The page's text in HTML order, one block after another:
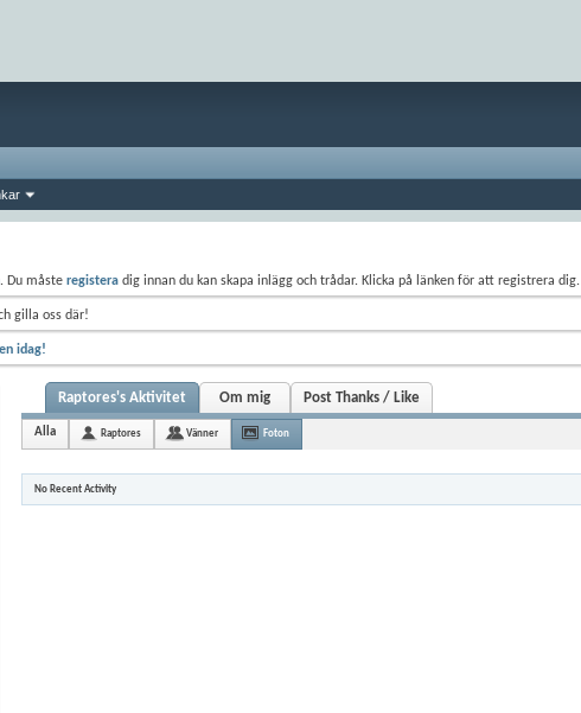
. Du måste registera dig innan du kan skapa inlägg och trådar. Klicka på länken för att registrera dig.
gilla oss där!
idag!
Raptores's Aktivitet Om mig Post Thanks / Like
Alla Raptores Vänner Foton
No Recent Activity